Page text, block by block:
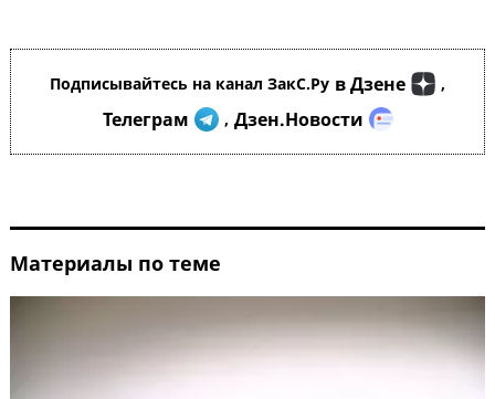
Подписывайтесь на канал ЗакС.Ру в Дзене ,
Телеграм , Дзен.Новости
Материалы по теме